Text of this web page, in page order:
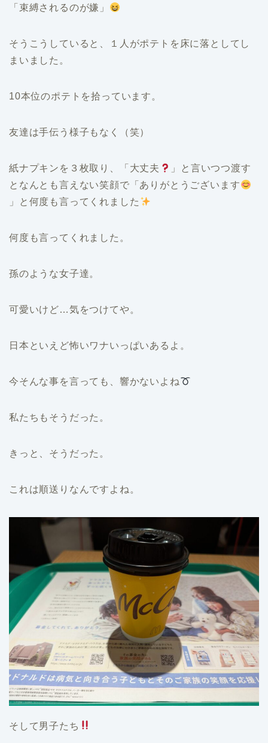
「束縛されるのが嫌」
そうこうしていると、１人がポテトを床に落としてし
まいました。
10本位のポテトを拾っています。
友達は手伝う様子もなく（笑）
紙ナプキンを３枚取り、「大丈夫
」と言いつつ渡す
となんとも言えない笑顔で「ありがとうございます
」と何度も言ってくれました
何度も言ってくれました。
孫のような女子達。
可愛いけど…気をつけてや。
日本といえど怖いワナいっぱいあるよ。
今そんな事を言っても、響かないよね
私たちもそうだった。
きっと、そうだった。
これは順送りなんですよね。
そして男子たち